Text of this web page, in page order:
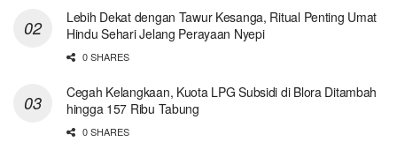
Lebih Dekat dengan Tawur Kesanga, Ritual Penting Umat
Hindu Sehari Jelang Perayaan Nyepi
0 SHARES
Cegah Kelangkaan, Kuota LPG Subsidi di Blora Ditambah
hingga 157 Ribu Tabung
0 SHARES